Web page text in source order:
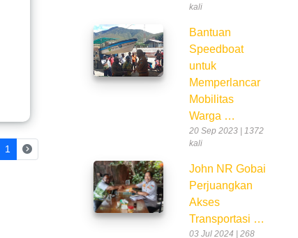
1 (current)
kali
Bantuan
Speedboat
untuk
Memperlancar
Mobilitas
Warga …
20 Sep 2023 | 1372
kali
John NR Gobai
Perjuangkan
Akses
Transportasi …
03 Jul 2024 | 268